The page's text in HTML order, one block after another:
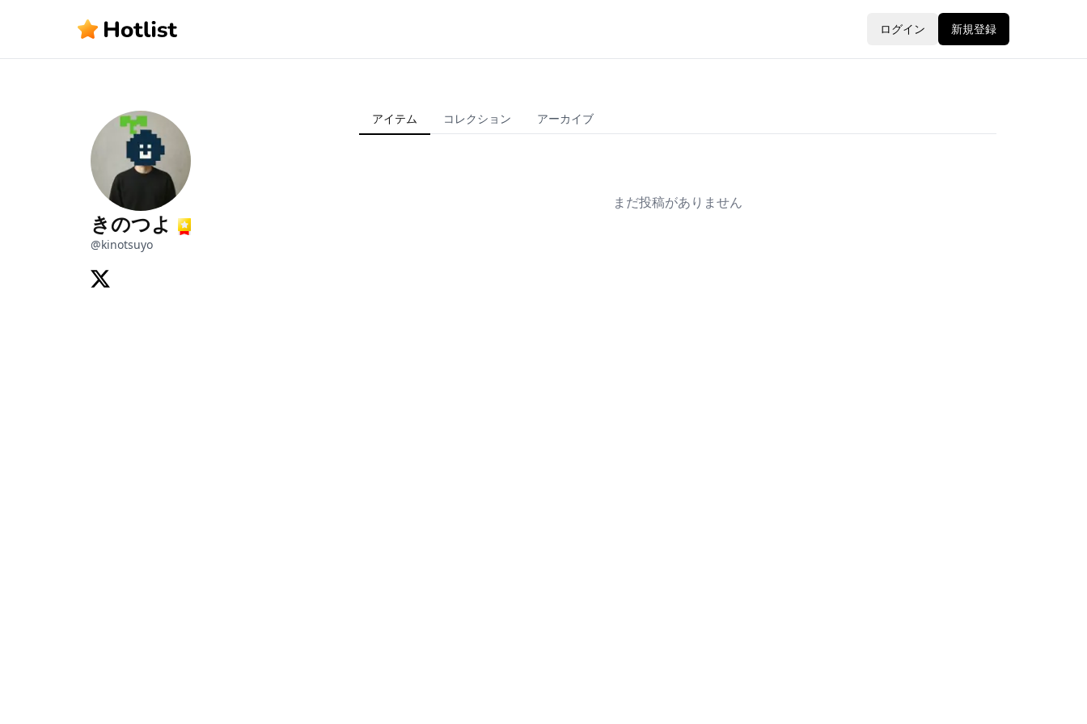
ログイン 新規登録
きのつよ
@kinotsuyo
アイテム コレクション アーカイブ
まだ投稿がありません